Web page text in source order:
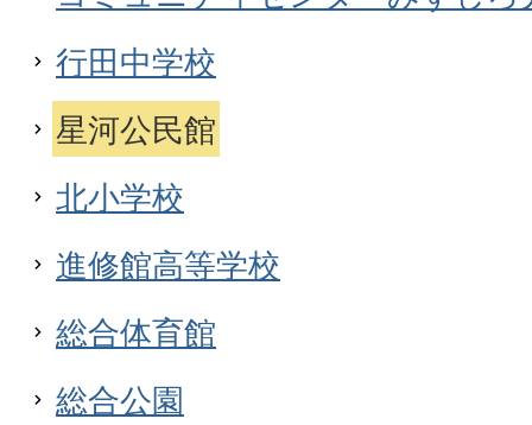
行田中学校
星河公民館
北小学校
進修館高等学校
総合体育館
総合公園